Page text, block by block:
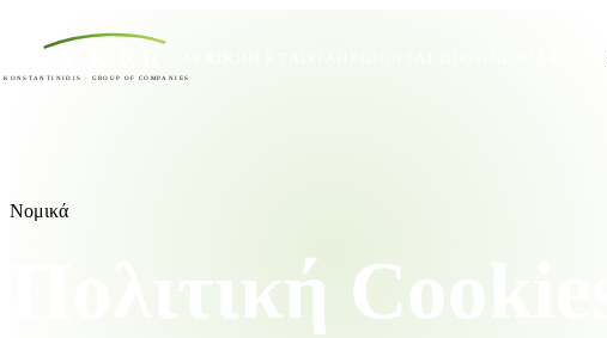
ACKER
KONSTANTINIDIS · GROUP OF COMPANIES
Νομικά
Πολιτική Cookies